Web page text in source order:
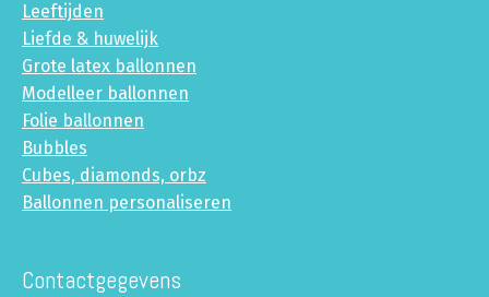
Leeftijden
Liefde & huwelijk
Grote latex ballonnen
Modelleer ballonnen
Folie ballonnen
Bubbles
Cubes, diamonds, orbz
Ballonnen personaliseren
Contactgegevens